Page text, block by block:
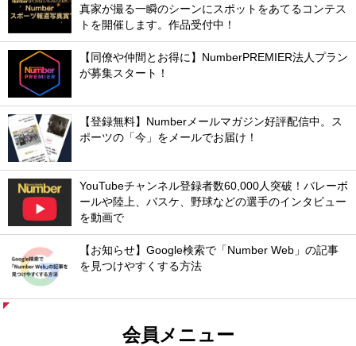
真家が撮る一瞬のシーンにスポットをあてるコンテス
トを開催します。作品受付中！
【同僚や仲間とお得に】NumberPREMIER法人プラン
が募集スタート！
【登録無料】Numberメールマガジン好評配信中。ス
ポーツの「今」をメールでお届け！
YouTubeチャンネル登録者数60,000人突破！バレーボ
ールや陸上、バスケ、野球などの選手のインタビュー
を動画で
【お知らせ】Google検索で「Number Web」の記事
を見つけやすくする方法
会員メニュー